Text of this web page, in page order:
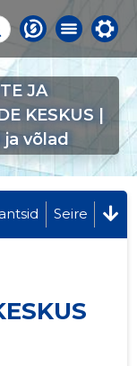
JA
KESKUS |
võlad
Seire